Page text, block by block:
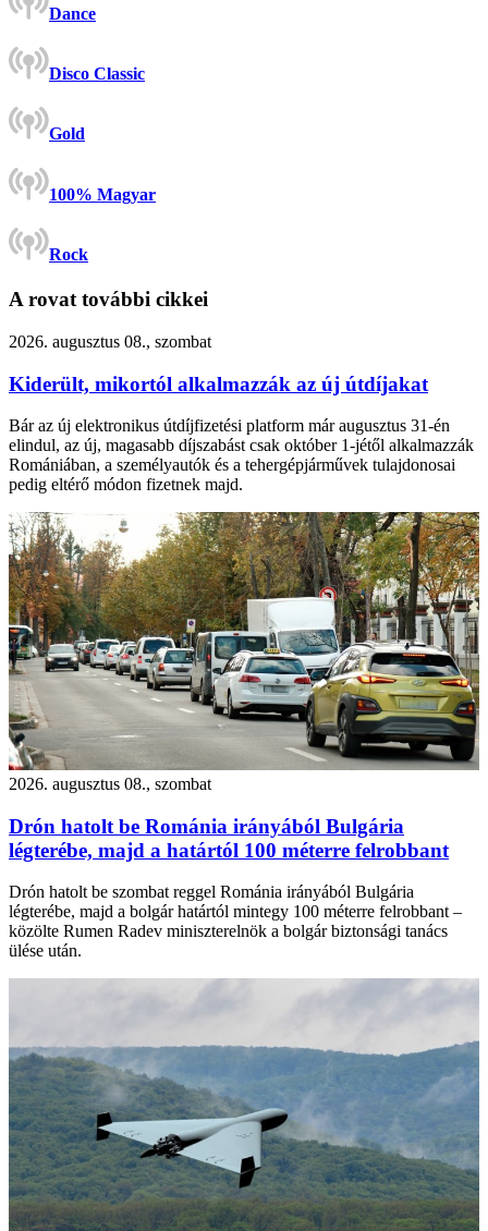
Dance
Disco Classic
Gold
100% Magyar
Rock
A rovat további cikkei
2026. augusztus 08., szombat
Kiderült, mikortól alkalmazzák az új útdíjakat
Bár az új elektronikus útdíjfizetési platform már augusztus 31-én
elindul, az új, magasabb díjszabást csak október 1-jétől alkalmazzák
Romániában, a személyautók és a tehergépjárművek tulajdonosai
pedig eltérő módon fizetnek majd.
2026. augusztus 08., szombat
Drón hatolt be Románia irányából Bulgária
légterébe, majd a határtól 100 méterre felrobbant
Drón hatolt be szombat reggel Románia irányából Bulgária
légterébe, majd a bolgár határtól mintegy 100 méterre felrobbant –
közölte Rumen Radev miniszterelnök a bolgár biztonsági tanács
ülése után.